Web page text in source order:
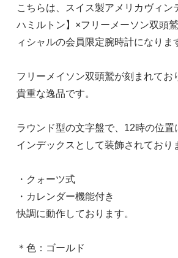
こちらは、スイス製アメリカヴィン
ハミルトン】×フリーメーソン双頭
ィシャルの会員限定腕時計になりま
フリーメイソン双頭鷲が刻まれてお
貴重な逸品です。
ラウンド型の文字盤で、12時の位置
インデックスとして装飾されており
・クォーツ式
・カレンダー機能付き
快調に動作しております。
＊色：ゴールド